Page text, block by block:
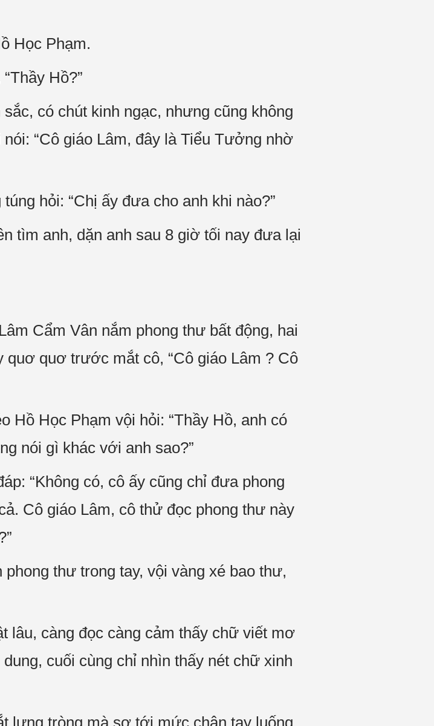
Học Phạm.
Hồ?”
có chút kinh ngạc, nhưng cũng không
“Cô giáo Lâm, đây là Tiểu Tưởng nhờ
hỏi: “Chị ấy đưa cho anh khi nào?”
tìm anh, dặn anh sau 8 giờ tối nay đưa lại
Cẩm Vân nắm phong thư bất động, hai
quơ trước mắt cô, “Cô giáo Lâm ? Cô
Hồ Học Phạm vội hỏi: “Thầy Hồ, anh có
nói gì khác với anh sao?”
“Không có, cô ấy cũng chỉ đưa phong
Cô giáo Lâm, cô thử đọc phong thư này
thư trong tay, vội vàng xé bao thư,
lâu, càng đọc càng cảm thấy chữ viết mơ
cuối cùng chỉ nhìn thấy nét chữ xinh
lưng tròng mà sợ tới mức chân tay luống